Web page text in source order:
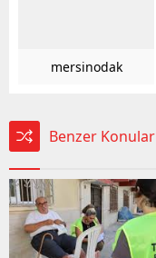
mersinodak
Benzer Konular